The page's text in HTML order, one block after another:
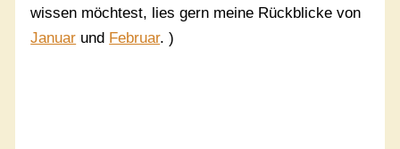
wissen möchtest, lies gern meine Rückblicke von
Januar und Februar. )